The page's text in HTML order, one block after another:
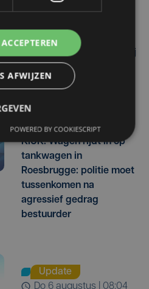
vr 7 augustus | 17:33
Twee zwaargewonden bij
ongeval in Slijpe
vr 7 augustus | 11:09
KIJK. Wagen rijdt in op
tankwagen in
Roesbrugge: politie moet
tussenkomen na
agressief gedrag
bestuurder
Update
do 6 augustus | 08:04
AFWIJZEN
POWERED BY COOKIESCRIPT